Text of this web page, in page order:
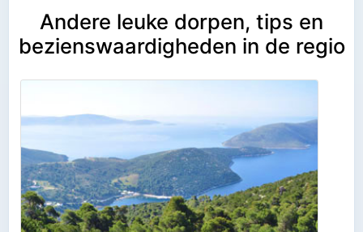
Andere leuke dorpen, tips en
bezienswaardigheden in de regio